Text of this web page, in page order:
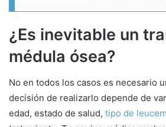
¿Es inevitable un
médula ósea?
No en todos los casos es necesario
decisión de realizarlo depende de
edad, estado de salud, tipo de